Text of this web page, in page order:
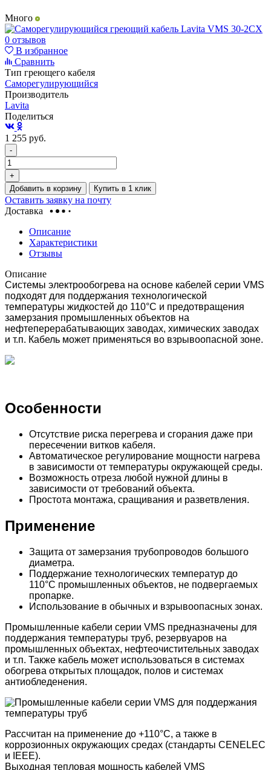
Много
0 отзывов
В избранное
Сравнить
Тип греющего кабеля
Саморегулирующийся
Производитель
Lavita
Поделиться
1 255 руб.
-
+
Добавить в корзину
Купить в 1 клик
Оставить заявку на почту
Доставка
Описание
Характеристики
Отзывы
Описание
Системы электрообогрева на основе кабелей серии VMS
подходят для поддержания технологической
температуры жидкостей до 110°С и предотвращения
замерзания промышленных объектов на
нефтеперерабатывающих заводах, химических заводах
и т.п. Кабель может применяться во взрывоопасной зоне.
Особенности
Отсутствие риска перегрева и сгорания даже при
пересечении витков кабеля.
Автоматическое регулирование мощности нагрева
в зависимости от температуры окружающей среды.
Возможность отреза любой нужной длины в
зависимости от требований объекта.
Простота монтажа, сращивания и разветвления.
Применение
Защита от замерзания трубопроводов большого
диаметра.
Поддержание технологических температур до
110°С промышленных объектов, не подвергаемых
пропарке.
Использование в обычных и взрывоопасных зонах.
Промышленные кабели серии VMS предназначены для
поддержания температуры труб, резервуаров на
промышленных объектах, нефтеочистительных заводах
и т.п. Также кабель может использоваться в системах
обогрева открытых площадок, полов и системах
антиобледенения.
Рассчитан на применение до +110°С, а также в
коррозионных окружающих средах (стандарты CENELEC
и IEEE).
Выходная тепловая мощность кабелей VMS